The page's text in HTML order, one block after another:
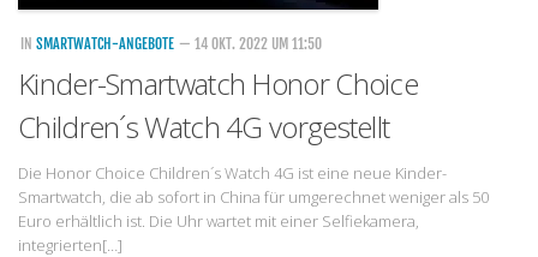
IN SMARTWATCH-ANGEBOTE — 14 OKT. 2022 UM 11:50
Kinder-Smartwatch Honor Choice
Children´s Watch 4G vorgestellt
Die Honor Choice Children´s Watch 4G ist eine neue Kinder-
Smartwatch, die ab sofort in China für umgerechnet weniger als 50
Euro erhältlich ist. Die Uhr wartet mit einer Selfiekamera,
integrierten[…]